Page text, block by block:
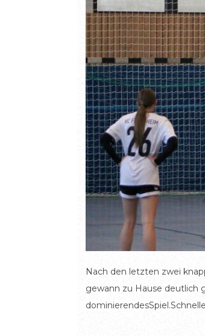
Nach den letzten zwei
gewann zu Hause deutlich